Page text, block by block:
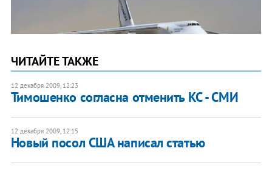
ЧИТАЙТЕ ТАКЖЕ
12 декабря 2009, 12:23
Тимошенко согласна отменить КС - СМИ
12 декабря 2009, 12:15
Новый посол США написал статью